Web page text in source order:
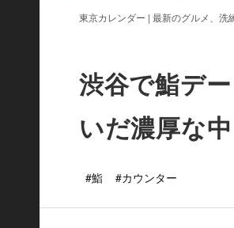
東京カレンダー | 最新のグルメ、洗
渋谷で鮨デ
いだ濃厚な
#鮨 #カウンター